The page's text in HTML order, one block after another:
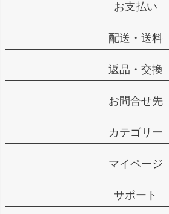
お支払い
配送・送料
返品・交換
お問合せ先
カテゴリー
マイページ
サポート